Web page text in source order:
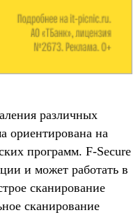
различных
ориентирована на
программ. F-Secure
и может работать в
сканирование
сканирование